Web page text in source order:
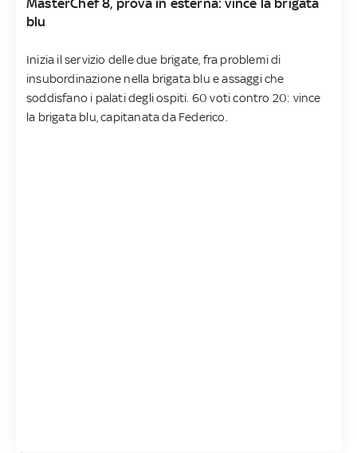
MasterChef 8, prova in esterna: vince la brigata
blu
Inizia il servizio delle due brigate, fra problemi di
insubordinazione nella brigata blu e assaggi che
soddisfano i palati degli ospiti. 60 voti contro 20: vince
la brigata blu, capitanata da Federico.